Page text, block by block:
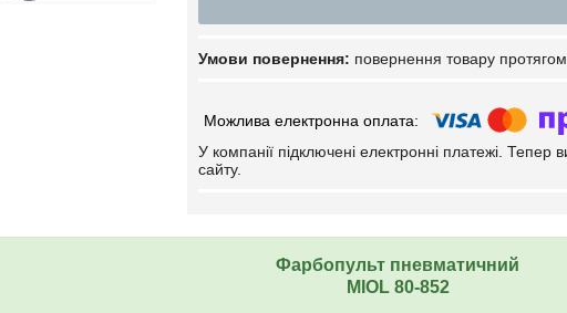
повернення товару
У компанії підключені електронні платежі.
сайту.
Фарбопульт пневматичний
MIOL 80-852